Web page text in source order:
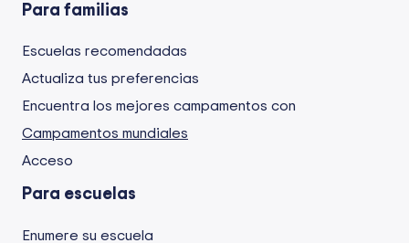
Para familias
Escuelas recomendadas
Actualiza tus preferencias
Encuentra los mejores campamentos con
Campamentos mundiales
Acceso
Para escuelas
Enumere su escuela